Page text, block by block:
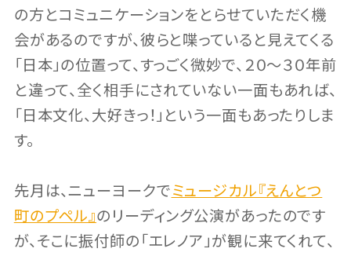
の方とコミュニケーションをとらせていただく機
会があるのですが、彼らと喋っていると見えてくる
「日本」の位置って、すっごく微妙で、２０〜３０年前
と違って、全く相手にされていない一面もあれば、
「日本文化、大好きっ！」という一面もあったりしま
す。
先月は、ニューヨークでミュージカル『えんとつ
町のプペル』のリーディング公演があったのです
が、そこに振付師の「エレノア」が観に来てくれて、